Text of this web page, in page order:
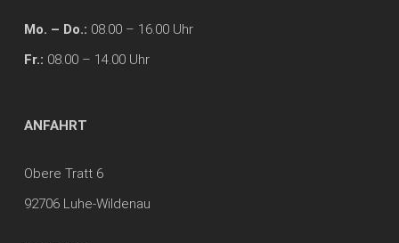
Mo. – Do.: 08.00 – 16.00 Uhr
Fr.: 08.00 – 14.00 Uhr
ANFAHRT
Obere Tratt 6
92706 Luhe-Wildenau